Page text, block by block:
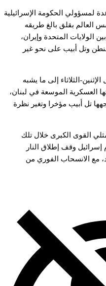
لمسؤولي الحكومة الإسرائيلية
العالم بقلق بالغ طريقه
الولايات المتحدة وإيران،
وتل أبيب على نحو غير
الإثنين-الثلاثاء إلى ما يشبه
العسكرية الموسعة في لبنان،
تل أبيب مؤخرا وتغير نظرة
القوى الكبرى خلال تلك
إسرائيل وقف إطلاق النار
مع الانسحاب الفوري من